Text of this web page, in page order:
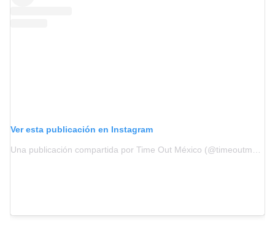
Ver esta publicación en Instagram